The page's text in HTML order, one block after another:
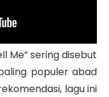
Me” sering disebut
populer abad
lagu ini